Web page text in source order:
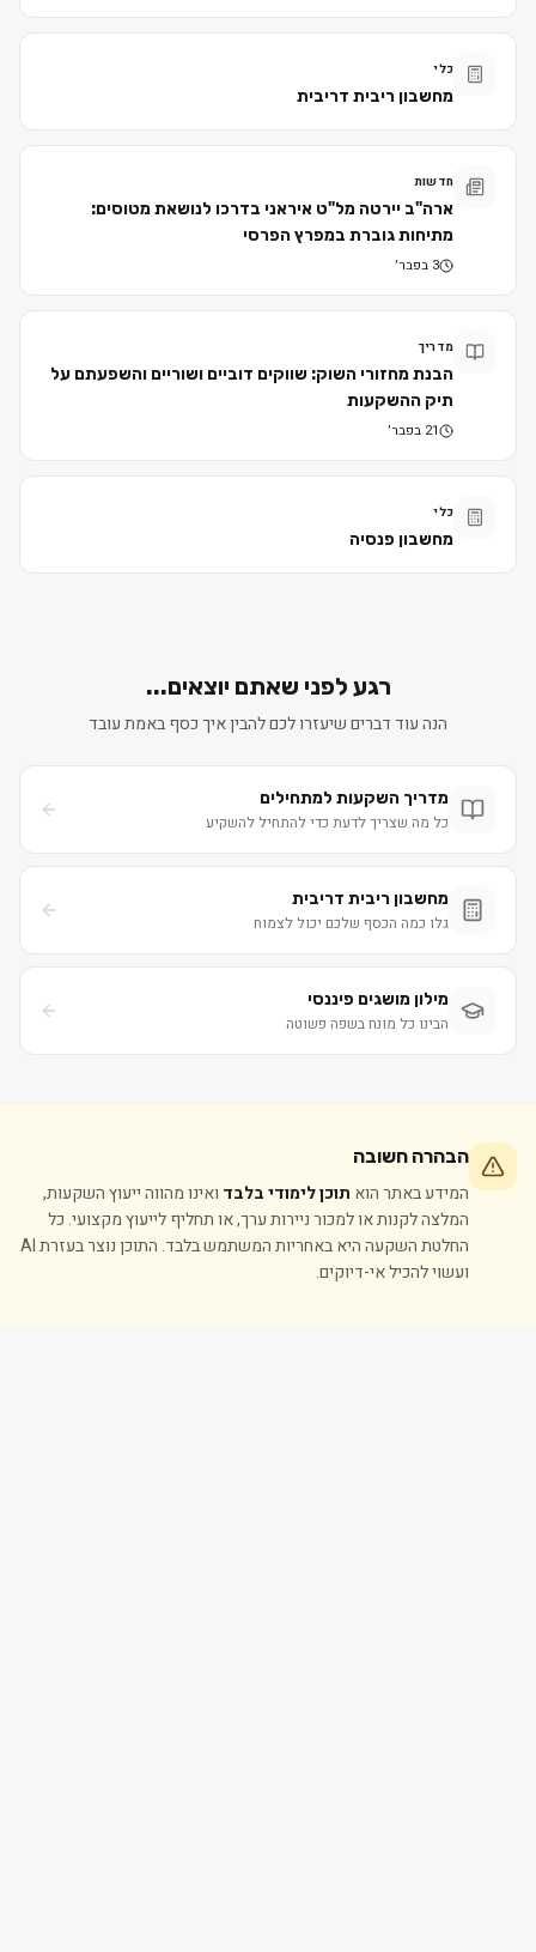
כלי
מחשבון ריבית דריבית
חדשות
ארה"ב יירטה מל"ט איראני בדרכו לנושאת מטוסים:
מתיחות גוברת במפרץ הפרסי
3 בפבר׳
מדריך
הבנת מחזורי השוק: שווקים דוביים ושוריים והשפעתם על
תיק ההשקעות
21 בפבר׳
כלי
מחשבון פנסיה
רגע לפני שאתם יוצאים...
הנה עוד דברים שיעזרו לכם להבין איך כסף באמת עובד
מדריך השקעות למתחילים
כל מה שצריך לדעת כדי להתחיל להשקיע
מחשבון ריבית דריבית
גלו כמה הכסף שלכם יכול לצמוח
מילון מושגים פיננסי
הבינו כל מונח בשפה פשוטה
הבהרה חשובה
המידע באתר הוא תוכן לימודי בלבד ואינו מהווה ייעוץ השקעות,
המלצה לקנות או למכור ניירות ערך, או תחליף לייעוץ מקצועי. כל
החלטת השקעה היא באחריות המשתמש בלבד. התוכן נוצר בעזרת AI
ועשוי להכיל אי-דיוקים.